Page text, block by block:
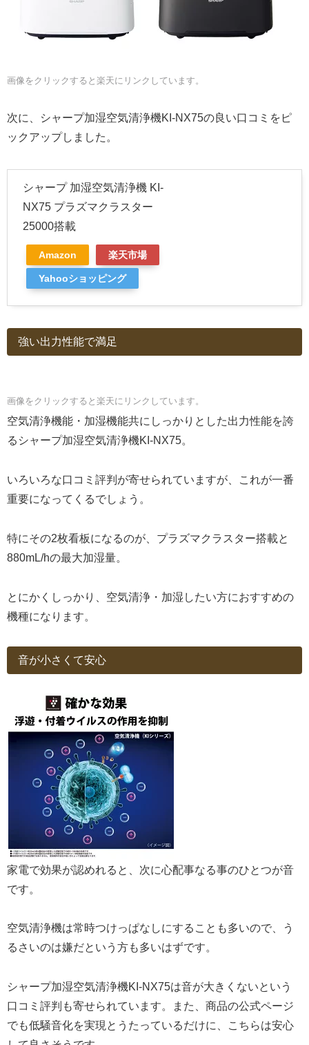
画像をクリックすると楽天にリンクしています。
次に、シャープ加湿空気清浄機KI-NX75の良い口コミをピ
ックアップしました。
シャープ 加湿空気清浄機 KI-
NX75 プラズマクラスター
25000搭載
Amazon 楽天市場
Yahooショッピング
強い出力性能で満足
画像をクリックすると楽天にリンクしています。
空気清浄機能・加湿機能共にしっかりとした出力性能を誇
るシャープ加湿空気清浄機KI-NX75。
いろいろな口コミ評判が寄せられていますが、これが一番
重要になってくるでしょう。
特にその2枚看板になるのが、プラズマクラスター搭載と
880mL/hの最大加湿量。
とにかくしっかり、空気清浄・加湿したい方におすすめの
機種になります。
音が小さくて安心
家電で効果が認めれると、次に心配事なる事のひとつが音
です。
空気清浄機は常時つけっぱなしにすることも多いので、う
るさいのは嫌だという方も多いはずです。
シャープ加湿空気清浄機KI-NX75は音が大きくないという
口コミ評判も寄せられています。また、商品の公式ページ
でも低騒音化を実現とうたっているだけに、こちらは安心